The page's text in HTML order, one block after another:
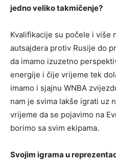
jedno veliko takmičenje?
Kvalifikacije su počele i više
autsajdera protiv Rusije do
da imamo izuzetno
energije i čije vrijeme tek
imamo i sjajnu WNBA
nam je svima lakše igrati uz
vrijeme da se pojavimo na
borimo sa svim ekipama.
Svojim igrama u